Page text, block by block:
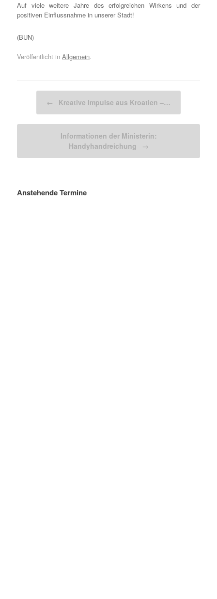
Auf viele weitere Jahre des erfolgreichen Wirkens und der
positiven Einflussnahme in unserer Stadt!
(BUN)
Veröffentlicht in Allgemein.
← Kreative Impulse aus Kroatien –…
Informationen der Ministerin:
Handyhandreichung
→
Anstehende Termine